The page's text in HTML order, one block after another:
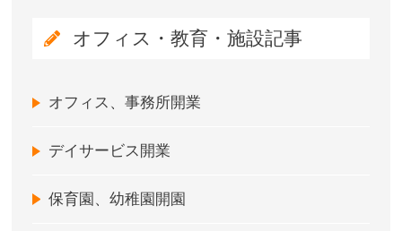
オフィス・教育・施設記事
オフィス、事務所開業
デイサービス開業
保育園、幼稚園開園